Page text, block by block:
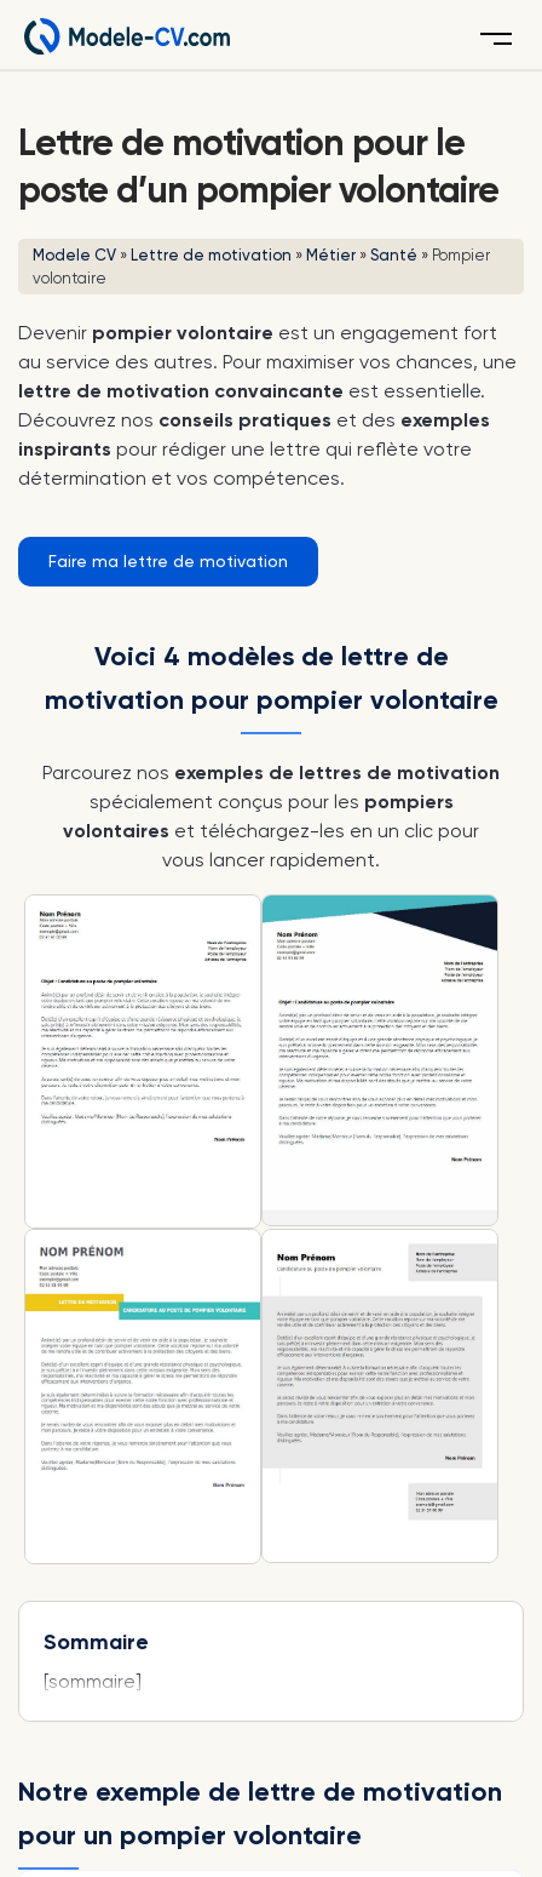
Menu
Lettre de motivation pour le
poste d’un pompier volontaire
Modele CV » Lettre de motivation » Métier » Santé » Pompier
volontaire
Devenir pompier volontaire est un engagement fort
au service des autres. Pour maximiser vos chances, une
lettre de motivation convaincante est essentielle.
Découvrez nos conseils pratiques et des exemples
inspirants pour rédiger une lettre qui reflète votre
détermination et vos compétences.
Faire ma lettre de motivation
Voici 4 modèles de lettre de
motivation pour pompier volontaire
Parcourez nos exemples de lettres de motivation
spécialement conçus pour les pompiers
volontaires et téléchargez-les en un clic pour
vous lancer rapidement.
Sommaire
[sommaire]
Notre exemple de lettre de motivation
pour un pompier volontaire